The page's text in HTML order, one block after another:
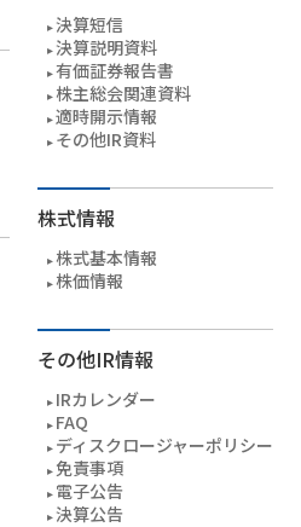
決算短信
決算説明資料
有価証券報告書
株主総会関連資料
適時開示情報
その他IR資料
株式情報
株式基本情報
株価情報
その他IR情報
IRカレンダー
FAQ
ディスクロージャーポリシー
免責事項
電子公告
決算公告